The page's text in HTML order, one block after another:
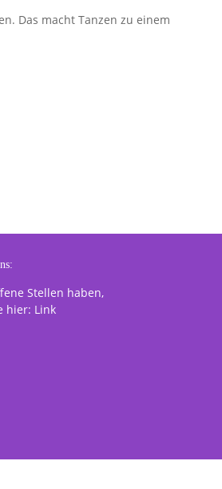
Das macht Tanzen zu einem
Stellen haben,
hier: Link